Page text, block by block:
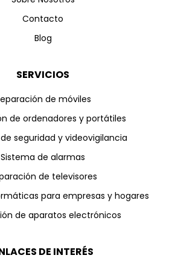
Contacto
Blog
SERVICIOS
de móviles
de ordenadores y portátiles
seguridad y videovigilancia
Sistema de alarmas
de televisores
para empresas y hogares
de aparatos electrónicos
DE INTERÉS